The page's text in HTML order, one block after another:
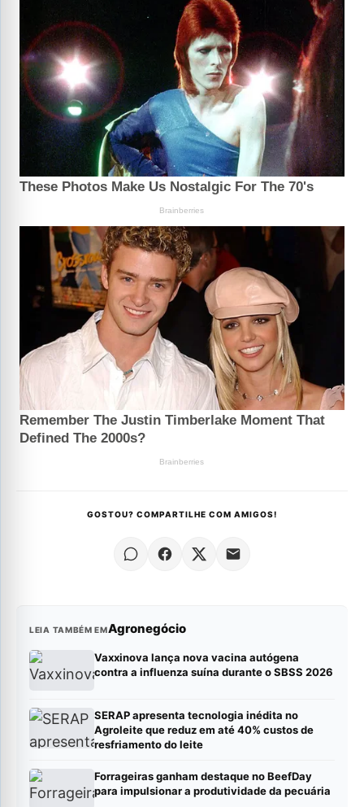
GOSTOU? COMPARTILHE COM AMIGOS!
LEIA TAMBÉM EMAgronegócio
Vaxxinova lança nova vacina autógena
contra a influenza suína durante o SBSS 2026
SERAP apresenta tecnologia inédita no
Agroleite que reduz em até 40% custos de
resfriamento do leite
Forrageiras ganham destaque no BeefDay
para impulsionar a produtividade da pecuária